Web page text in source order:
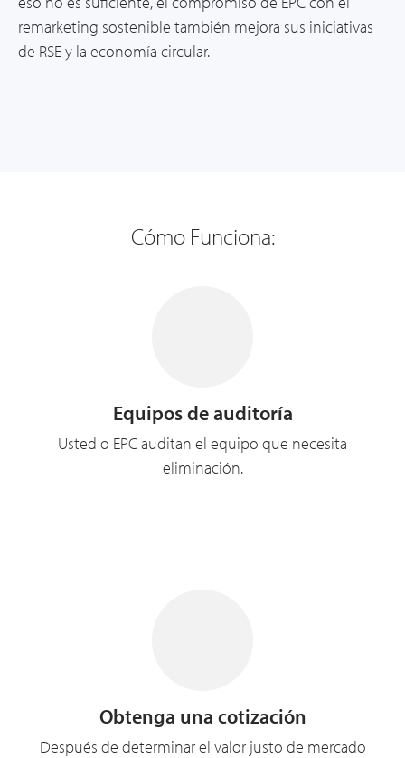
remarketing sostenible también mejora sus iniciativas
de RSE y la economía circular.
Cómo Funciona:
Equipos de auditoría
Usted o EPC auditan el equipo que necesita
eliminación.
Obtenga una cotización
Después de determinar el valor justo de mercado